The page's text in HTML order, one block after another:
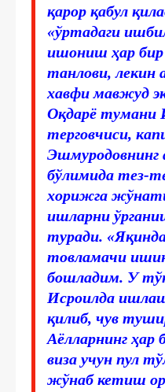
қарор қабул
«ўртадаги
ишониш ҳар
танлови, лекин
хавфи мавжуд
Оқдарё
терговчиси,
бўлимида тез-
хорижга
ишларни
туради.
товламачи
бошладим. У
Исроилда
қилиб, чув
Аёлларнинг
виза учун пул
жўнаб кетиш